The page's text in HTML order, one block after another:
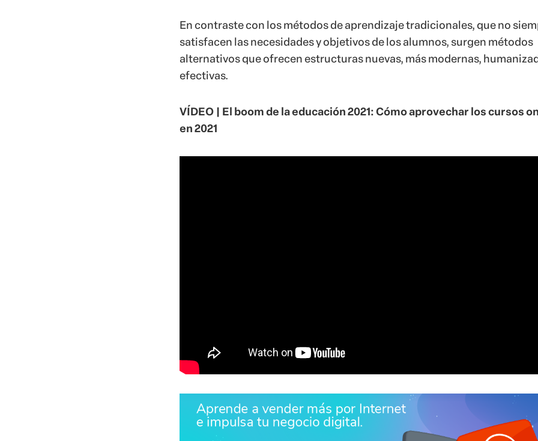
En contraste con los métodos de aprendizaje tradicionales, que no
satisfacen las necesidades y objetivos de los alumnos, surgen métodos
alternativos que ofrecen estructuras nuevas, más modernas,
efectivas.
VÍDEO | El boom de la educación 2021: Cómo aprovechar los cursos
en 2021